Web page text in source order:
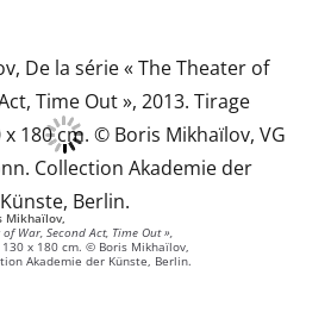
Mikhaïlov,
War, Second Act, Time Out »,
x 180 cm. © Boris Mikhaïlov,
Akademie der Künste, Berlin.